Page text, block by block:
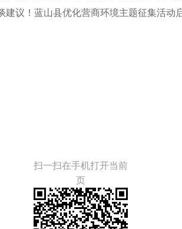
建议！蓝山县优化营商环境主题征集活动
扫一扫在手机打开当前
页